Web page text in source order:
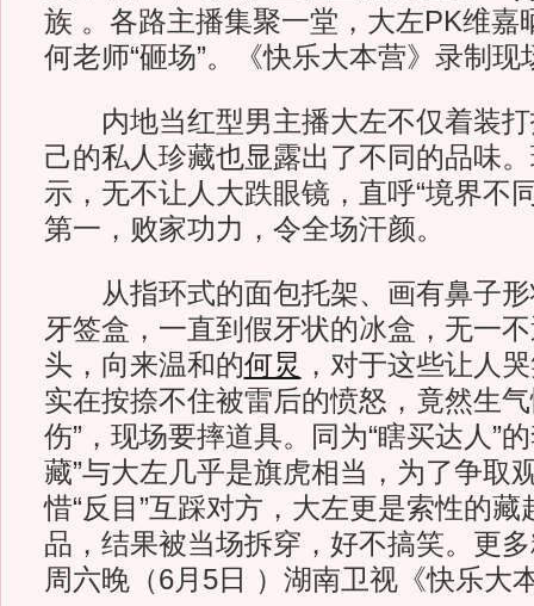
族 。各路主播集聚一堂，大左PK维嘉
何老师“砸场”。《快乐大本营》录制
内地当红型男主播大左不仅着装打
己的私人珍藏也显露出了不同的品味
示，无不让人大跌眼镜，直呼“境界不
第一，败家功力，令全场汗颜。
从指环式的面包托架、画有鼻子形
牙签盒，一直到假牙状的冰盒，无一
头，向来温和的何炅 ，对于这些让人
实在按捺不住被雷后的愤怒，竟然生
伤”，现场要摔道具。同为“瞎买达人”
藏”与大左几乎是旗虎相当，为了争取
惜“反目”互踩对方，大左更是索性的藏
品，结果被当场拆穿，好不搞笑。更
周六晚（6月5日 ）湖南卫视《快乐大